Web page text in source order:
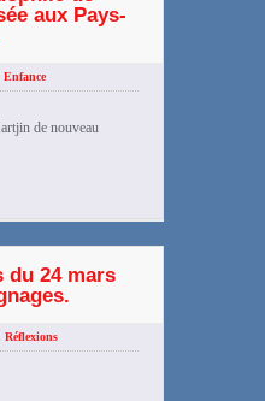
aux Pays-
Enfance
de nouveau
du 24 mars
Réflexions